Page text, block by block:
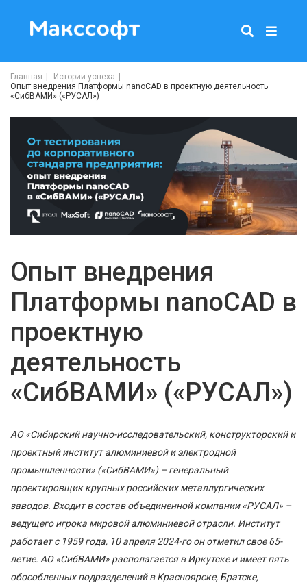
Главная
Истории успеха
Опыт внедрения Платформы nanoCAD в проектную деятельность
«СибВАМИ» («РУСАЛ»)
Опыт внедрения
Платформы nanoCAD в
проектную
деятельность
«СибВАМИ» («РУСАЛ»)
АО «Сибирский научно-исследовательский, конструкторский и
проектный институт алюминиевой и электродной
промышленности» («СибВАМИ») – генеральный
проектировщик крупных российских металлургических
заводов. Входит в состав объединенной компании «РУСАЛ» –
ведущего игрока мировой алюминиевой отрасли. Институт
работает с 1959 года, 10 апреля 2024-го он отметил свое 65-
летие. АО «СибВАМИ» располагается в Иркутске и имеет пять
обособленных подразделений в Красноярске, Братске,